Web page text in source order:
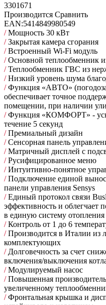
3301671
Производится Сравнить
EAN:5414849980549
/Мощность 30 кВт
/Закрытая камера сгорания
/Встроенный Wi-Fi модуль
/Основной теплообменник
/Теплообменник ГВС из
/Низкий уровень шума
/Функция «АВТО»
обеспечивает точное
помещении, при наличии
/Функция «КОМФОРТ» -
течение 5 секунд
/Премиальный дизайн
/Сенсорная панель
/Матричный дисплей с
/Русифицированное меню
/Интуитивно-понятное
/Подключение единой
панели управления Sensys
/Единый протокол связи
эффективность и облегчает
в единую систему
/Контроль от 1 до 6
/Производится в Италии из
комплектующих
/Долговечность за счет
включения/выключения
/Модулируемый насос
/Повышенная
увеличенному
/Фронтальная крышка и